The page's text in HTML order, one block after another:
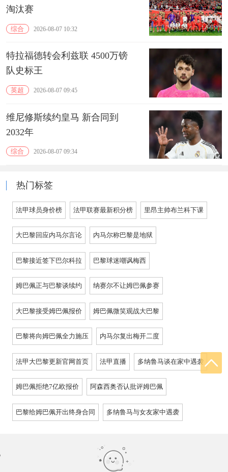
淘汰赛
综合 2026-08-07 10:32
特拉福德转会利兹联 4500万镑
队史标王
英超 2026-08-07 09:45
维尼修斯续约皇马 新合同到
2032年
综合 2026-08-07 09:34
热门标签
法甲球员身价榜 法甲联赛最新积分榜 里昂主帅布兰科下课
大巴黎回应内马尔言论 内马尔称巴黎是地狱
巴黎接近签下巴尔科拉 巴黎球迷嘲讽梅西
姆巴佩正与巴黎谈续约 纳赛尔不让姆巴佩参赛
大巴黎接受姆巴佩报价 姆巴佩微笑观战大巴黎
巴黎将向姆巴佩全力施压 内马尔复出梅开二度
法甲大巴黎更新官网首页 法甲直播 多纳鲁马谈在家中遇袭
姆巴佩拒绝7亿欧报价 阿森西奥否认批评姆巴佩
巴黎给姆巴佩开出终身合同 多纳鲁马与女友家中遇袭